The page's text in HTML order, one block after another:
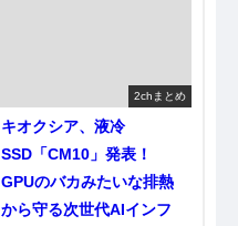
2chまとめ
キオクシア、液冷
SSD「CM10」発表！
GPUのバカみたいな排熱
から守る次世代AIインフ